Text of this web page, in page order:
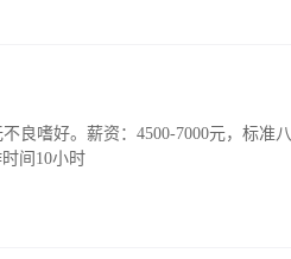
良嗜好。薪资：4500-7000元，标准八
间10小时